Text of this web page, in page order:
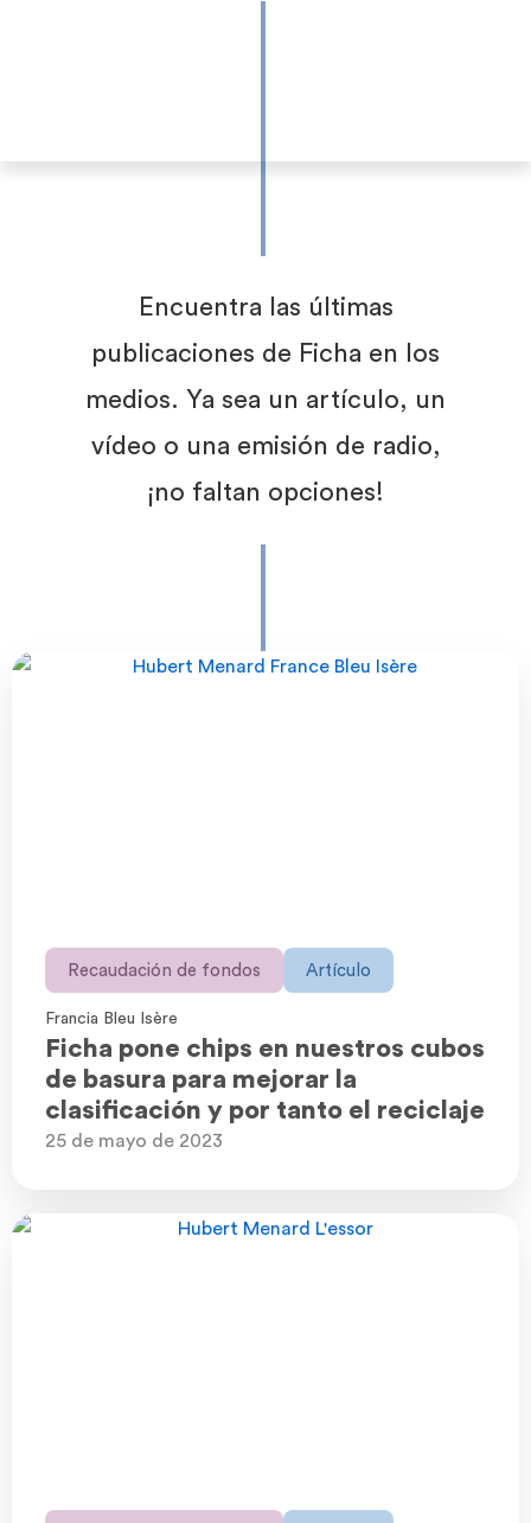
Encuentra las últimas
publicaciones de Ficha en los
medios. Ya sea un artículo, un
vídeo o una emisión de radio,
¡no faltan opciones!
Recaudación de fondos Artículo
Francia Bleu Isère
Ficha pone chips en nuestros cubos
de basura para mejorar la
clasificación y por tanto el reciclaje
25 de mayo de 2023